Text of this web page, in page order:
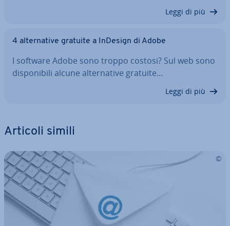
Leggi di più
4 al­ter­na­ti­ve gratuite a InDesign di Adobe
I software Adobe sono troppo costosi? Sul web sono
di­spo­ni­bi­li alcune al­ter­na­ti­ve gratuite…
Leggi di più
Articoli simili